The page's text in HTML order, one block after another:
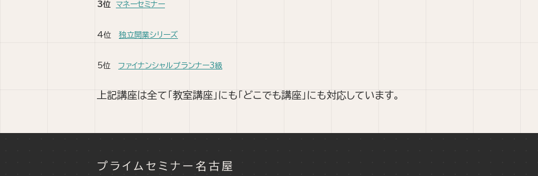
3位 マネーセミナー
4位 独立開業シリーズ
5位 ファイナンシャルプランナー3級
上記講座は全て「教室講座」にも「どこでも講座」にも対応しています。
プライムセミナー名古屋